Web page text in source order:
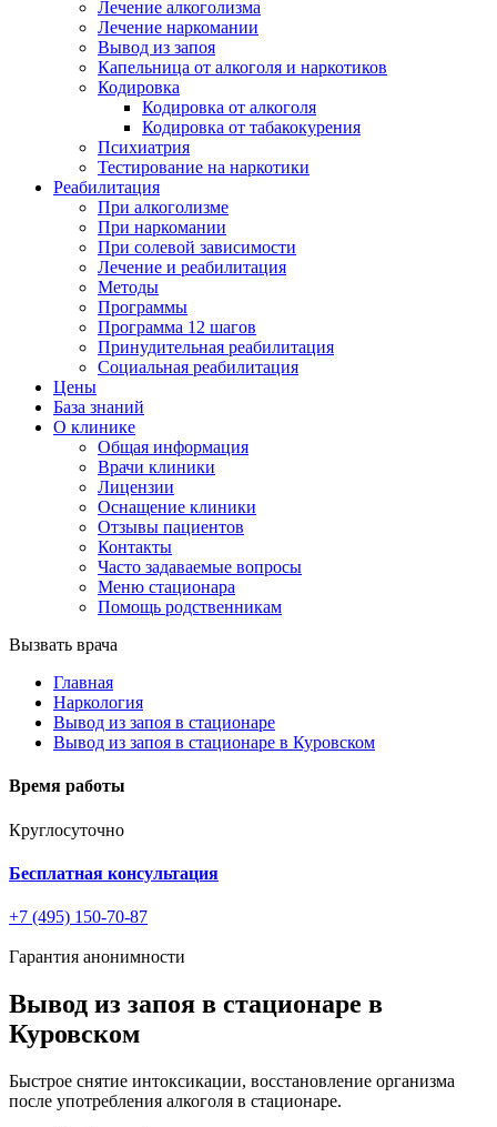
Лечение алкоголизма
Лечение наркомании
Вывод из запоя
Капельница от алкоголя и наркотиков
Кодировка
Кодировка от алкоголя
Кодировка от табакокурения
Психиатрия
Тестирование на наркотики
Реабилитация
При алкоголизме
При наркомании
При солевой зависимости
Лечение и реабилитация
Методы
Программы
Программа 12 шагов
Принудительная реабилитация
Социальная реабилитация
Цены
База знаний
О клинике
Общая информация
Врачи клиники
Лицензии
Оснащение клиники
Отзывы пациентов
Контакты
Часто задаваемые вопросы
Меню стационара
Помощь родственникам
Вызвать врача
Главная
Наркология
Вывод из запоя в стационаре
Вывод из запоя в стационаре в Куровском
Время работы
Круглосуточно
Бесплатная консультация
+7 (495) 150-70-87
Гарантия анонимности
Вывод из запоя в стационаре в
Куровском
Быстрое снятие интоксикации, восстановление организма
после употребления алкоголя в стационаре.